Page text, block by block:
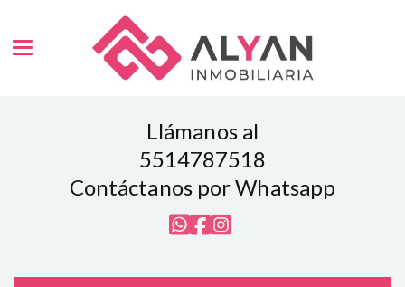
Toggle navigation
Llámanos al
5514787518
Contáctanos por Whatsapp